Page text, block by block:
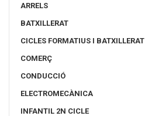
ARRELS
BATXILLERAT
CICLES FORMATIUS I BATXILLERAT
COMERÇ
CONDUCCIÓ
ELECTROMECÀNICA
INFANTIL 2N CICLE